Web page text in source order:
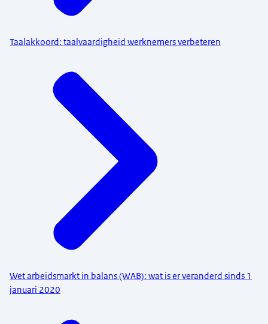
Taalakkoord: taalvaardigheid werknemers verbeteren
Wet arbeidsmarkt in balans (WAB): wat is er veranderd sinds 1
januari 2020